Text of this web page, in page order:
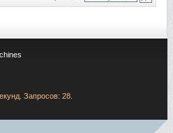
Запросов: 28.